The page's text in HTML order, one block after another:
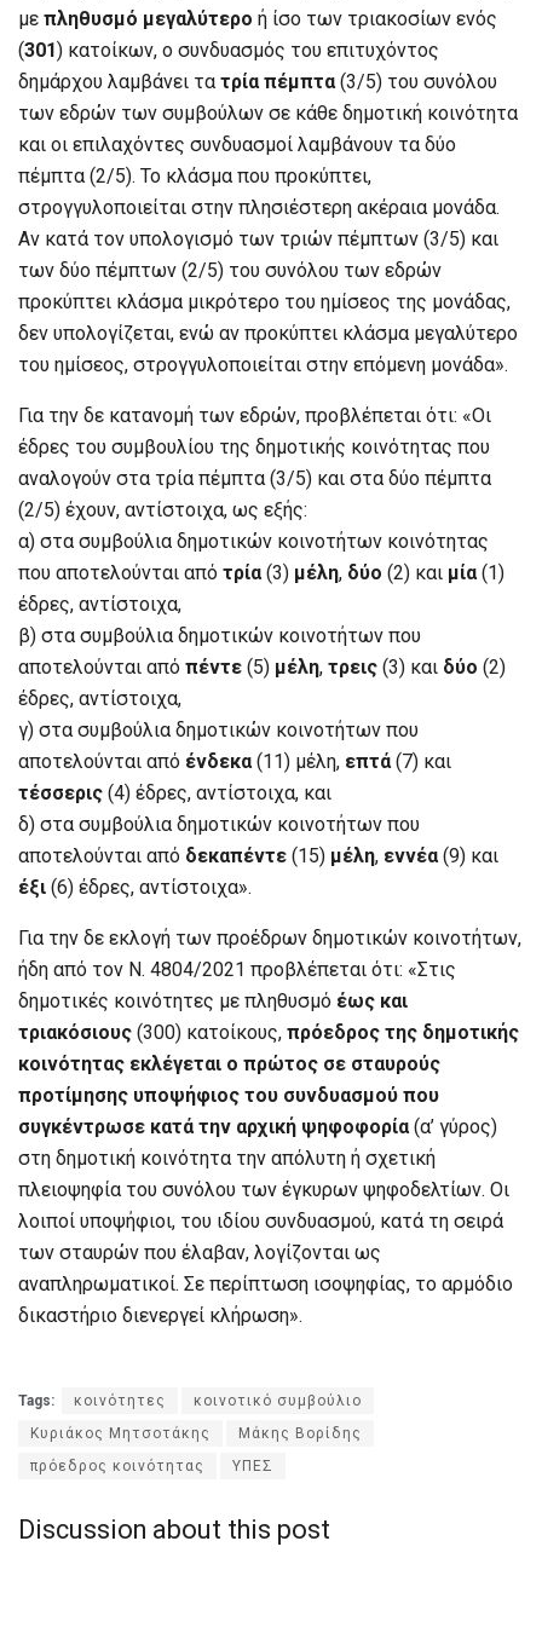
με πληθυσμό μεγαλύτερο ή ίσο των τριακοσίων ενός
(301) κατοίκων, ο συνδυασμός του επιτυχόντος
δημάρχου λαμβάνει τα τρία πέμπτα (3/5) του συνόλου
των εδρών των συμβούλων σε κάθε δημοτική κοινότητα
και οι επιλαχόντες συνδυασμοί λαμβάνουν τα δύο
πέμπτα (2/5). Το κλάσμα που προκύπτει,
στρογγυλοποιείται στην πλησιέστερη ακέραια μονάδα.
Αν κατά τον υπολογισμό των τριών πέμπτων (3/5) και
των δύο πέμπτων (2/5) του συνόλου των εδρών
προκύπτει κλάσμα μικρότερο του ημίσεος της μονάδας,
δεν υπολογίζεται, ενώ αν προκύπτει κλάσμα μεγαλύτερο
του ημίσεος, στρογγυλοποιείται στην επόμενη μονάδα».
Για την δε κατανομή των εδρών, προβλέπεται ότι: «Οι
έδρες του συμβουλίου της δημοτικής κοινότητας που
αναλογούν στα τρία πέμπτα (3/5) και στα δύο πέμπτα
(2/5) έχουν, αντίστοιχα, ως εξής:
α) στα συμβούλια δημοτικών κοινοτήτων κοινότητας
που αποτελούνται από τρία (3) μέλη, δύο (2) και μία (1)
έδρες, αντίστοιχα,
β) στα συμβούλια δημοτικών κοινοτήτων που
αποτελούνται από πέντε (5) μέλη, τρεις (3) και δύο (2)
έδρες, αντίστοιχα,
γ) στα συμβούλια δημοτικών κοινοτήτων που
αποτελούνται από ένδεκα (11) μέλη, επτά (7) και
τέσσερις (4) έδρες, αντίστοιχα, και
δ) στα συμβούλια δημοτικών κοινοτήτων που
αποτελούνται από δεκαπέντε (15) μέλη, εννέα (9) και
έξι (6) έδρες, αντίστοιχα».
Για την δε εκλογή των προέδρων δημοτικών κοινοτήτων,
ήδη από τον Ν. 4804/2021 προβλέπεται ότι: «Στις
δημοτικές κοινότητες με πληθυσμό έως και
τριακόσιους (300) κατοίκους, πρόεδρος της δημοτικής
κοινότητας εκλέγεται ο πρώτος σε σταυρούς
προτίμησης υποψήφιος του συνδυασμού που
συγκέντρωσε κατά την αρχική ψηφοφορία (α’ γύρος)
στη δημοτική κοινότητα την απόλυτη ή σχετική
πλειοψηφία του συνόλου των έγκυρων ψηφοδελτίων. Οι
λοιποί υποψήφιοι, του ιδίου συνδυασμού, κατά τη σειρά
των σταυρών που έλαβαν, λογίζονται ως
αναπληρωματικοί. Σε περίπτωση ισοψηφίας, το αρμόδιο
δικαστήριο διενεργεί κλήρωση».
Tags: κοινότητες
κοινοτικό συμβούλιο
Κυριάκος Μητσοτάκης
Μάκης Βορίδης
πρόεδρος κοινότητας
ΥΠΕΣ
Discussion about this post